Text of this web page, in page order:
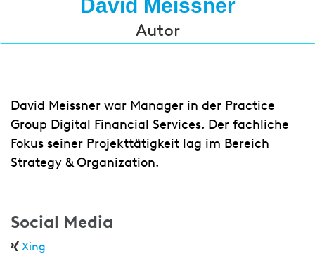
David Meissner
Autor
David Meissner war Manager in der Practice
Group Digital Financial Services. Der fachliche
Fokus seiner Projekttätigkeit lag im Bereich
Strategy & Organization.
Social Media
Xing